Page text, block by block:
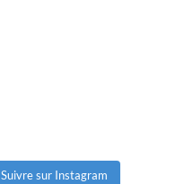
Suivre sur Instagram